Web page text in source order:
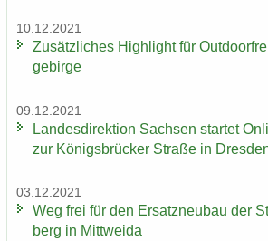
10.12.2021
Zu­sätz­li­ches High­light für
ge­bir­ge
09.12.2021
Lan­des­di­rek­ti­on Sach­sen star­tet
zur Kö­nigs­brü­cker Stra­ße in
03.12.2021
Weg frei für den Er­satz­neu­bau der
berg in Mitt­wei­da